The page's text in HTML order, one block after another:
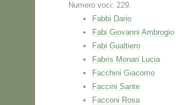
Numero voci: 229.
Fabbi Dario
Fabi Giovanni Ambrogio
Fabi Gualtiero
Fabris Monari Lucia
Facchini Giacomo
Faccini Sante
Facconi Rosa